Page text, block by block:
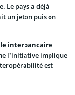
Le pays a déjà
un jeton puis on
interbancaire
l’initiative implique
est